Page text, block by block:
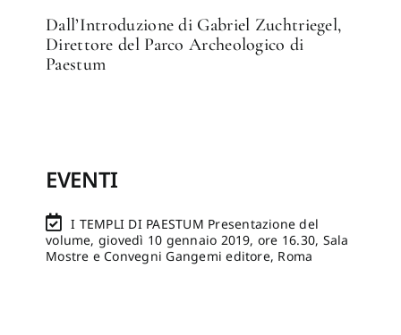
Dall’Introduzione di Gabriel Zuchtriegel,
Direttore del Parco Archeologico di
Paestum
EVENTI
I TEMPLI DI PAESTUM Presentazione del
volume, giovedì 10 gennaio 2019, ore 16.30, Sala
Mostre e Convegni Gangemi editore, Roma